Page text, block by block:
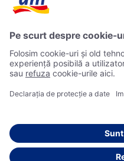
© 2026 dm drogerie markt SRL